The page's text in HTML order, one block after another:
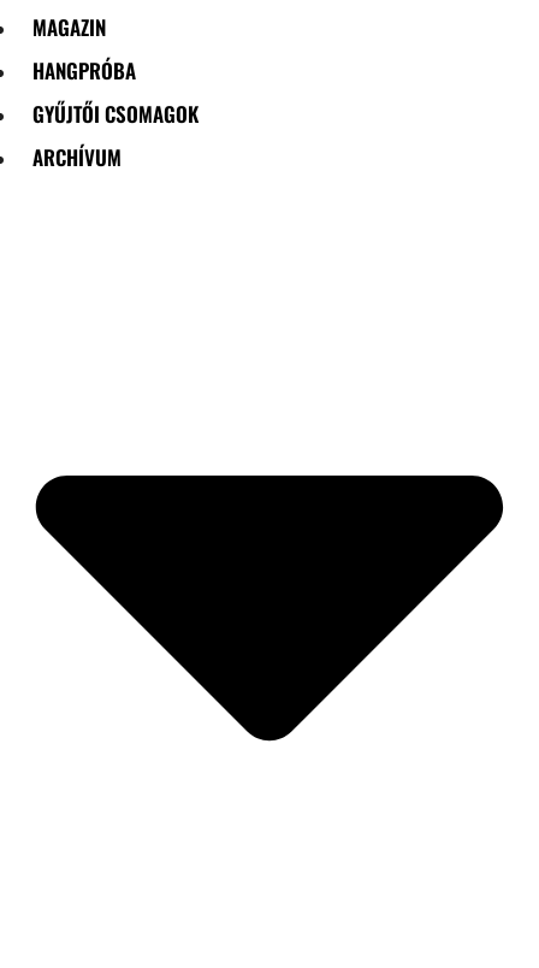
MAGAZIN
HANGPRÓBA
GYŰJTŐI CSOMAGOK
ARCHÍVUM